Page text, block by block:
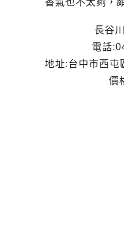
長谷
電話
地址:台中市西屯
價